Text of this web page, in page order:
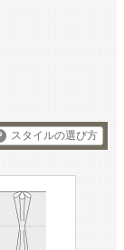
スタイルの選び方